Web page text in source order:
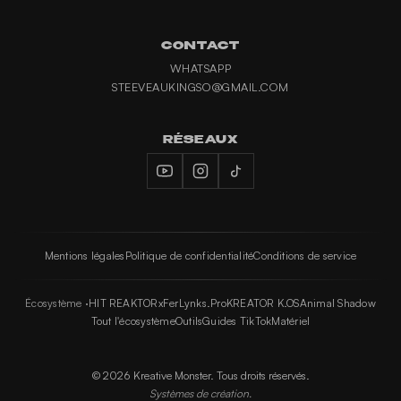
CONTACT
WHATSAPP
STEEVEAUKINGSO@GMAIL.COM
RÉSEAUX
Mentions légales Politique de confidentialitéConditions de service
Écosystème ·HIT REAKTORxFerLynks.ProKREATOR K.OSAnimal Shadow
Tout l'écosystèmeOutilsGuides TikTokMatériel
©2026 Kreative Monster. Tous droits réservés.
Systèmes de création.